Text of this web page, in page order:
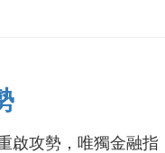
啟攻勢，唯獨金融指